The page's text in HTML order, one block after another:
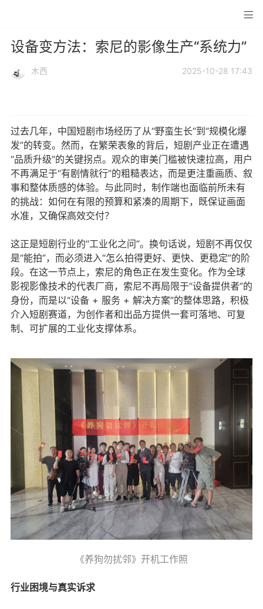
设备变方法：索尼的影像生产“系统力”
木西 2025-10-28 17:43
过去几年，中国短剧市场经历了从“野蛮生长”到“规模化爆
发”的转变。然而，在繁荣表象的背后，短剧产业正在遭遇
“品质升级”的关键拐点。观众的审美门槛被快速拉高，用户
不再满足于“有剧情就行”的粗糙表达，而是更注重画质、叙
事和整体质感的体验。与此同时，制作端也面临前所未有
的挑战：如何在有限的预算和紧凑的周期下，既保证画面
水准，又确保高效交付？
这正是短剧行业的“工业化之问”。换句话说，短剧不再仅仅
是“能拍”，而必须进入“怎么拍得更好、更快、更稳定”的阶
段。在这一节点上，索尼的角色正在发生变化。作为全球
影视影像技术的代表厂商，索尼不再局限于“设备提供者”的
身份，而是以“设备 + 服务 + 解决方案”的整体思路，积极
介入短剧赛道，为创作者和出品方提供一套可落地、可复
制、可扩展的工业化支撑体系。
《养狗勿扰邻》开机工作照
行业困境与真实诉求